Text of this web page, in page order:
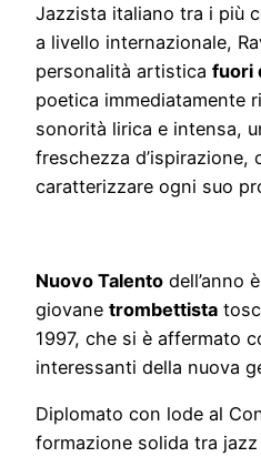
Jazzista italiano tra i più
a livello internazionale,
personalità artistica fuori
poetica immediatamente
sonorità lirica e intensa,
freschezza d’ispirazione,
caratterizzare ogni suo
Nuovo Talento dell’anno è
giovane trombettista
1997, che si è affermato
interessanti della nuova
Diplomato con lode al
formazione solida tra jazz